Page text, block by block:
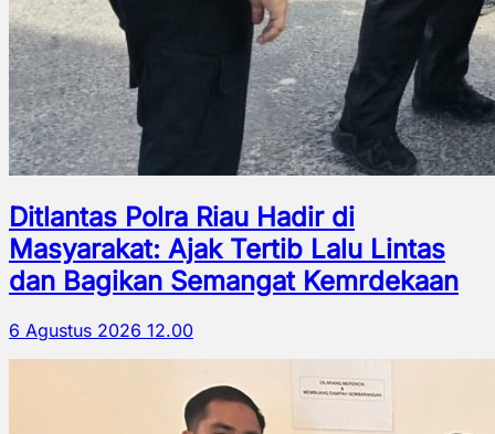
Ditlantas Polra Riau Hadir di
Masyarakat: Ajak Tertib Lalu Lintas
dan Bagikan Semangat Kemrdekaan
6 Agustus 2026 12.00